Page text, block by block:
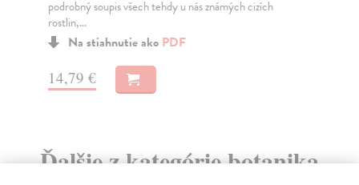
podrobný soupis všech tehdy u nás známých cizích
rostlin,...
Na stiahnutie ako PDF
14,79 €
Ďalšie z kategórie botanika